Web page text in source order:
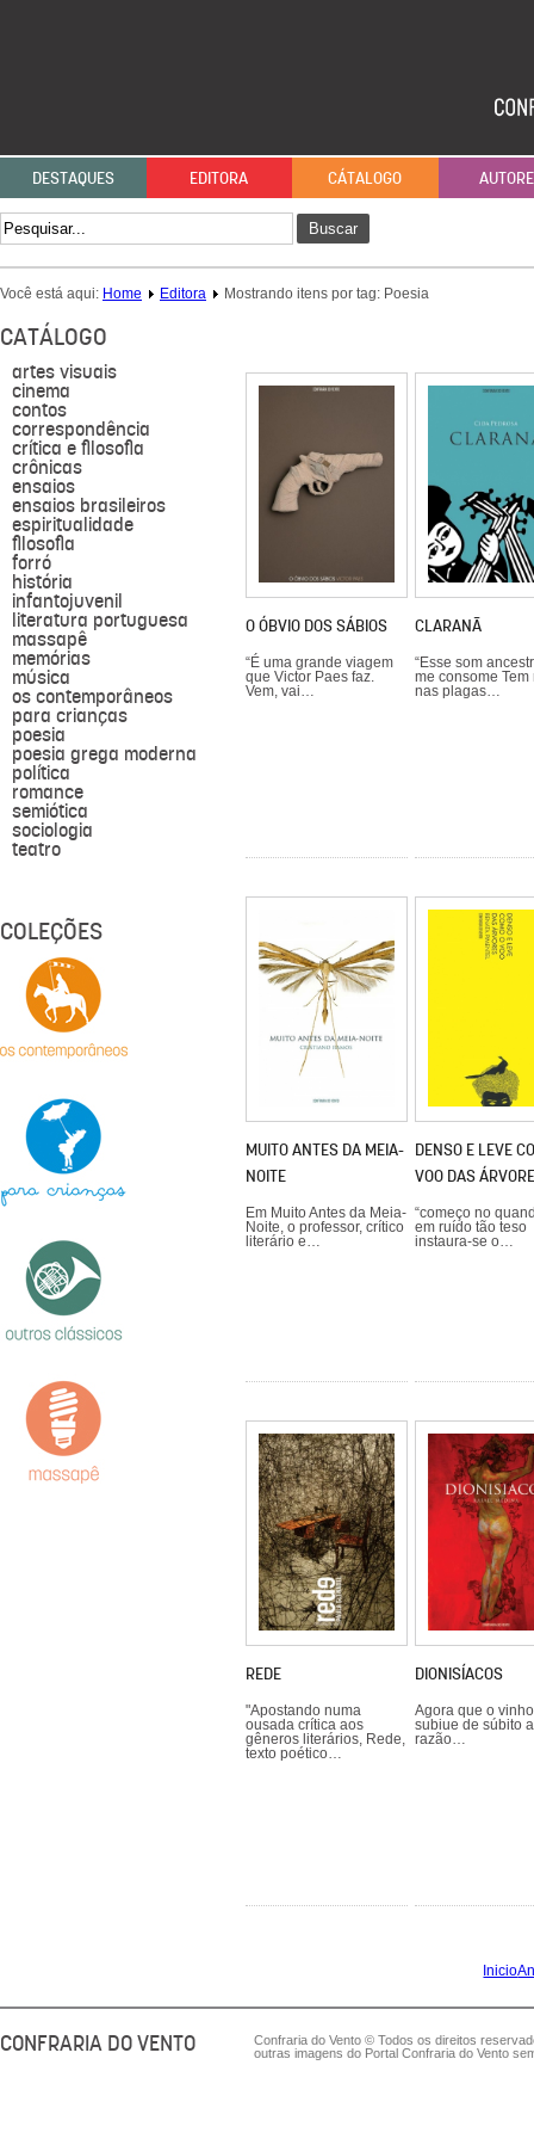
DESTAQUES EDITORA CÁTALOGO
Buscar
Você está aqui: Home Editora Mostrando itens por tag: Poesia
CATÁLOGO
artes visuais
cinema
contos
correspondência
crítica e filosofia
crônicas
ensaios
ensaios brasileiros
espiritualidade
filosofia
forró
história
infantojuvenil
literatura portuguesa
massapê
memórias
música
os contemporâneos
para crianças
poesia
poesia grega moderna
política
romance
semiótica
sociologia
teatro
COLEÇÕES
O ÓBVIO DOS SÁBIOS
“É uma grande viagem
que Victor Paes faz.
Vem, vai…
CLARANÃ
“Esse som
me consome Tem
nas plagas…
MUITO ANTES DA MEIA-
NOITE
Em Muito Antes da Meia-
Noite, o professor, crítico
literário e…
DENSO E LEVE
VOO DAS
“começo no
em ruído tão teso
instaura-se o…
REDE
"Apostando numa
ousada crítica aos
gêneros literários, Rede,
texto poético…
DIONISÍACOS
Agora que o
subiue de súbito a
razão…
Inicio
CONFRARIA DO VENTO
Confraria do Vento © Todos os direitos
outras imagens do Portal Confraria do Vento